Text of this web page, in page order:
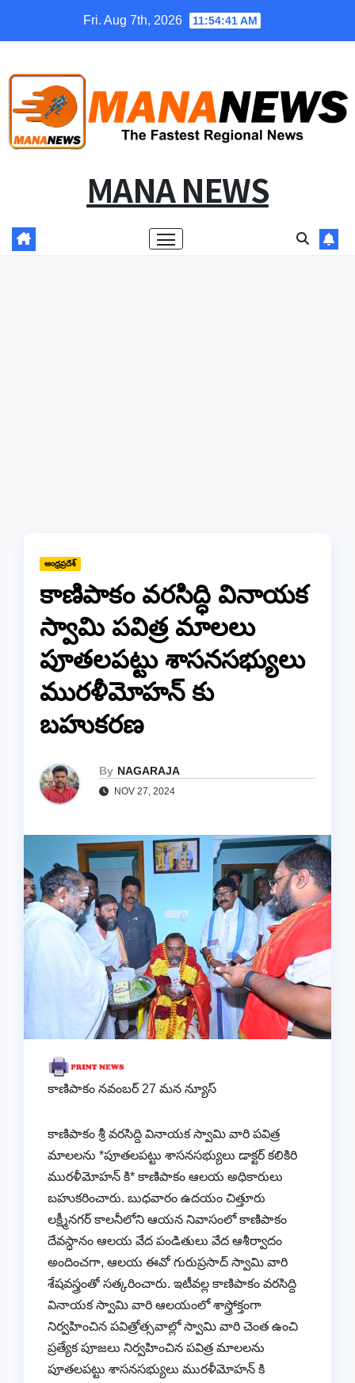
Fri. Aug 7th, 2026 11:54:42 AM
MANA NEWS
ఆంధ్రప్రదేశ్
కాణిపాకం వరసిద్ధి వినాయక
స్వామి పవిత్ర మాలలు
పూతలపట్టు శాసనసభ్యులు
మురళీమోహన్ కు
బహుకరణ
By NAGARAJA
NOV 27, 2024
కాణిపాకం నవంబర్ 27 మన న్యూస్
కాణిపాకం శ్రీ వరసిద్ది వినాయక స్వామి వారి పవిత్ర
మాలలను *పూతలపట్టు శాసనసభ్యులు డాక్టర్ కలికిరి
మురళీమోహన్ కి* కాణిపాకం ఆలయ అధికారులు
బహుకరించారు. బుధవారం ఉదయం చిత్తూరు
లక్ష్మీనగర్ కాలనీలోని ఆయన నివాసంలో కాణిపాకం
దేవస్ధానం ఆలయ వేద పండితులు వేద ఆశీర్వాదం
అందించగా, ఆలయ ఈవో గురుప్రసాద్ స్వామి వారి
శేషవస్త్రంతో సత్కరించారు. ఇటీవల్ల కాణిపాకం వరసిద్ది
వినాయక స్వామి వారి ఆలయంలో శాస్త్రోక్తంగా
నిర్వహించిన పవిత్రోత్సవాల్లో స్వామి వారి చెంత ఉంచి‌
ప్రత్యేక పూజలు నిర్వహించిన పవిత్ర మాలలను
పూతలపట్టు శాసనసభ్యులు మురళీమోహన్ కి